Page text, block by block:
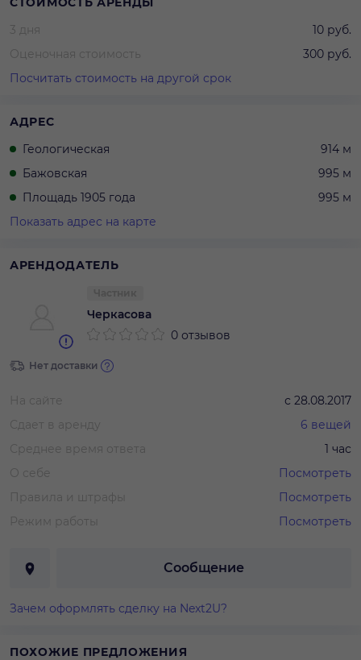
3 дня
10 руб.
Оценочная стоимость
300 руб.
Посчитать стоимость на другой срок
АДРЕС
Геологическая
914 м
Бажовская
995 м
Площадь 1905 года
995 м
Показать адрес на карте
АРЕНДОДАТЕЛЬ
Черкасова
0 отзывов
Нет доставки
На сайте с 28.08.2017
Сдает в аренду
6 вещей
Среднее время ответа
1 час
О себе
Посмотреть
Правила и штрафы
Посмотреть
Режим работы
Посмотреть
Сообщение
Зачем оформлять сделку на Next2U?
ПОХОЖИЕ ПРЕДЛОЖЕНИЯ